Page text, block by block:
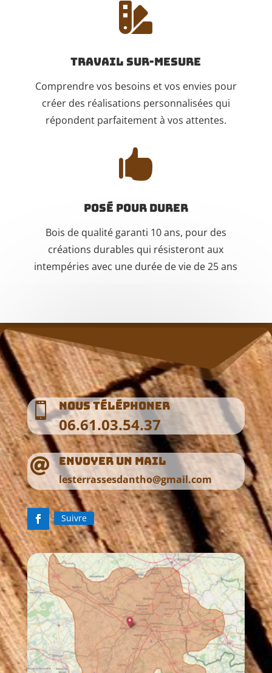

Travail sur-mesure
Comprendre vos besoins et vos envies pour
créer des réalisations personnalisées qui
répondent parfaitement à vos attentes.

Posé pour durer
Bois de qualité garanti 10 ans, pour des
créations durables qui résisteront aux
intempéries avec une durée de vie de 25 ans
 Nous téléphoner
06.61.03.54.37
 Envoyer un mail
lesterrassesdantho@gmail.com
Suivre